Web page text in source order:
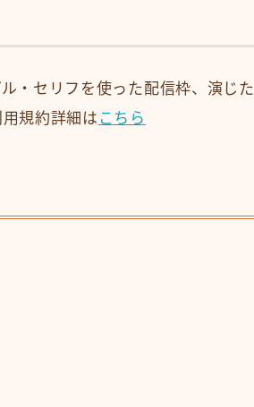
・セリフを使った配信枠、演じた
規約詳細は こちら